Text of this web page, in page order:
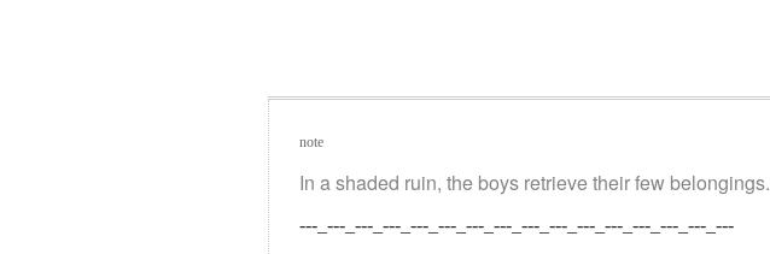
note
In a shaded ruin, the boys retrieve their few belongings.
---_---_---_---_---_---_---_---_---_---_---_---_---_---_---_---